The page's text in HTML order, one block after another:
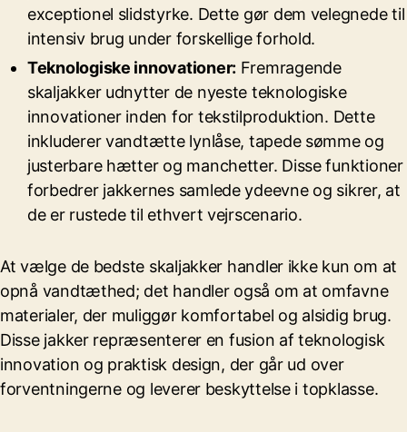
exceptionel slidstyrke. Dette gør dem velegnede til
intensiv brug under forskellige forhold.
Teknologiske innovationer: Fremragende
skaljakker udnytter de nyeste teknologiske
innovationer inden for tekstilproduktion. Dette
inkluderer vandtætte lynlåse, tapede sømme og
justerbare hætter og manchetter. Disse funktioner
forbedrer jakkernes samlede ydeevne og sikrer, at
de er rustede til ethvert vejrscenario.
At vælge de bedste skaljakker handler ikke kun om at
opnå vandtæthed; det handler også om at omfavne
materialer, der muliggør komfortabel og alsidig brug.
Disse jakker repræsenterer en fusion af teknologisk
innovation og praktisk design, der går ud over
forventningerne og leverer beskyttelse i topklasse.